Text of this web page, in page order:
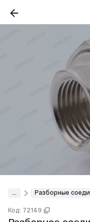
Разборные
Код: 72149